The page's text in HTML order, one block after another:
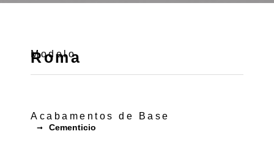
Modelo
Roma
Acabamentos de Base
Cementicio